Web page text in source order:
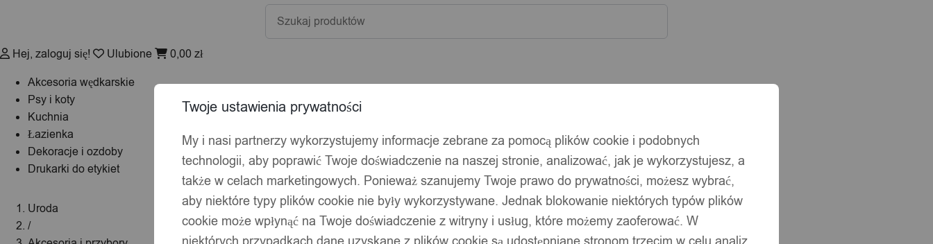
Wyszukiwarka
produktów
Hej, zaloguj się! Ulubione 0,00 zł
Akcesoria wędkarskie
Psy i koty
Kuchnia
Łazienka
Dekoracje i ozdoby
Drukarki do etykiet
Uroda
/
Twoje ustawienia prywatności
My i nasi partnerzy wykorzystujemy informacje zebrane za pomocą plików cookie i podobnych
technologii, aby poprawić Twoje doświadczenie na naszej stronie, analizować, jak je wykorzystujesz, a
także w celach marketingowych. Ponieważ szanujemy Twoje prawo do prywatności, możesz wybrać,
aby niektóre typy plików cookie nie były wykorzystywane. Jednak blokowanie niektórych typów plików
cookie może wpłynąć na Twoje doświadczenie z witryny i usług, które możemy zaoferować. W